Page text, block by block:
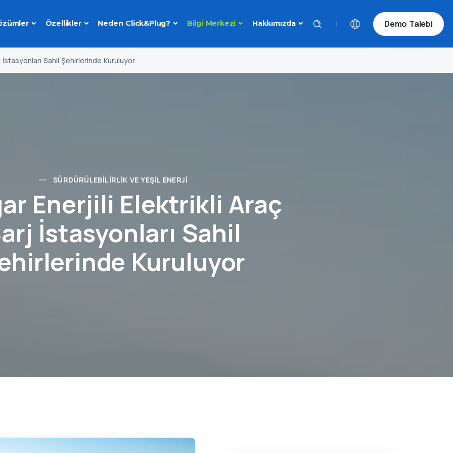
Özellikler Neden Click&Plug? Bilgi Merkezi Hakkımızda | Demo Talebi
Sahil Şehirlerinde Kuruluyor
SÜRDÜRÜLEBILIRLIK VE YEŞIL ENERJI
Enerjili Elektrikli Araç
İstasyonları Sahil
Kuruluyor